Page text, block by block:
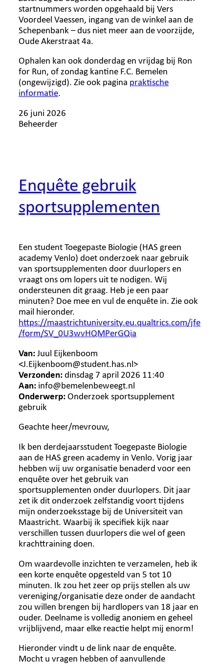
startnummers worden opgehaald bij Vers
Voordeel Vaessen, ingang van de winkel aan de
Schepenbank – dus niet meer aan de voorzijde,
Oude Akerstraat 4a.
Ophalen kan ook donderdag en vrijdag bij Ron
for Run, of zondag kantine F.C. Bemelen
(ongewijzigd). Zie ook pagina praktische
informatie.
26 juni 2026
Beheerder
Enquête gebruik
sportsupplementen
Een student Toegepaste Biologie (HAS green
academy Venlo) doet onderzoek naar gebruik
van sportsupplementen door duurlopers en
vraagt ons om lopers uit te nodigen. Wij
ondersteunen dit graag. Heb je een paar
minuten? Doe mee en vul de enquête in. Zie ook
mail hieronder.
https://maastrichtuniversity.eu.qualtrics.com/jfe
/form/SV_0U3wvHQMPerGQia
Van: Juul Eijkenboom
<J.Eijkenboom@student.has.nl>
Verzonden: dinsdag 7 april 2026 11:40
Aan: info@bemelenbeweegt.nl
Onderwerp: Onderzoek sportsupplement
gebruik
Geachte heer/mevrouw,
Ik ben derdejaarsstudent Toegepaste Biologie
aan de HAS green academy in Venlo. Vorig jaar
hebben wij uw organisatie benaderd voor een
enquête over het gebruik van
sportsupplementen onder duurlopers. Dit jaar
zet ik dit onderzoek zelfstandig voort tijdens
mijn onderzoeksstage bij de Universiteit van
Maastricht. Waarbij ik specifiek kijk naar
verschillen tussen duurlopers die wel of geen
krachttraining doen.
Om waardevolle inzichten te verzamelen, heb ik
een korte enquête opgesteld van 5 tot 10
minuten. Ik zou het zeer op prijs stellen als uw
vereniging/organisatie deze onder de aandacht
zou willen brengen bij hardlopers van 18 jaar en
ouder. Deelname is volledig anoniem en geheel
vrijblijvend, maar elke reactie helpt mij enorm!
Hieronder vindt u de link naar de enquête.
Mocht u vragen hebben of aanvullende